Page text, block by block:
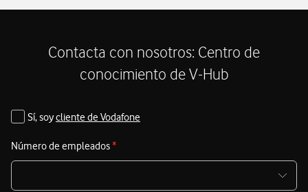
Contacta con nosotros: Centro de
conocimiento de V-Hub
Sí, soycliente de Vodafone
Número de empleados*